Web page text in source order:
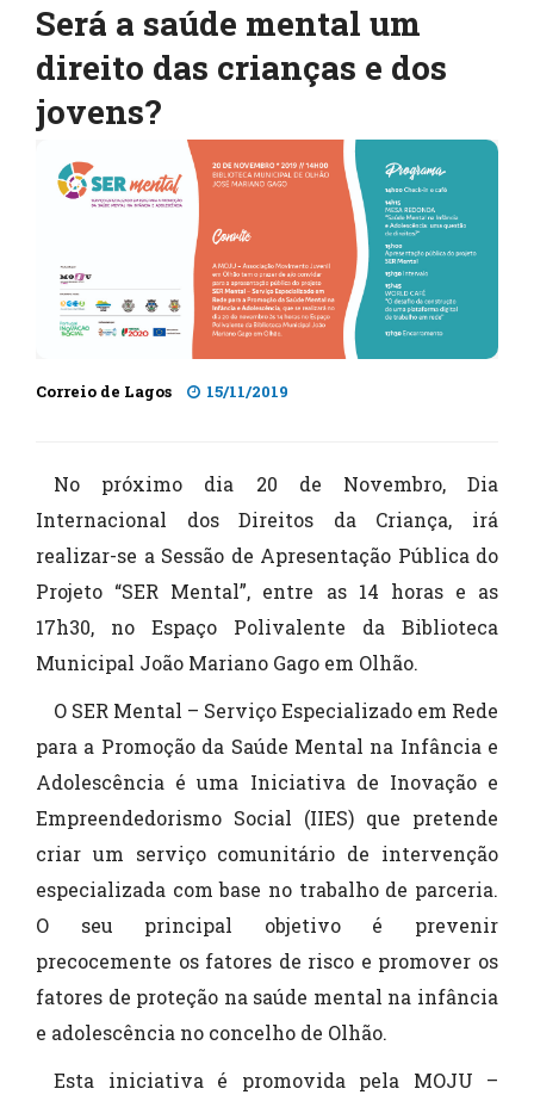
Será a saúde mental um
direito das crianças e dos
jovens?
Correio de Lagos 15/11/2019
No próximo dia 20 de Novembro, Dia
Internacional dos Direitos da Criança, irá
realizar-se a Sessão de Apresentação Pública do
Projeto “SER Mental”, entre as 14 horas e as
17h30, no Espaço Polivalente da Biblioteca
Municipal João Mariano Gago em Olhão.
O SER Mental – Serviço Especializado em Rede
para a Promoção da Saúde Mental na Infância e
Adolescência é uma Iniciativa de Inovação e
Empreendedorismo Social (IIES) que pretende
criar um serviço comunitário de intervenção
especializada com base no trabalho de parceria.
O seu principal objetivo é prevenir
precocemente os fatores de risco e promover os
fatores de proteção na saúde mental na infância
e adolescência no concelho de Olhão.
Esta iniciativa é promovida pela MOJU –